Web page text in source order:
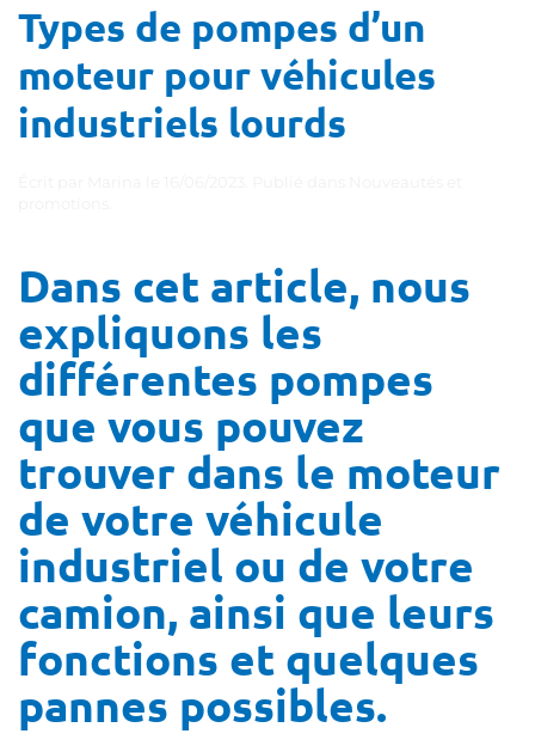
Types de pompes d’un
moteur pour véhicules
industriels lourds
Dans cet article, nous
expliquons les
différentes pompes
que vous pouvez
trouver dans le moteur
de votre véhicule
industriel ou de votre
camion, ainsi que leurs
fonctions et quelques
pannes possibles.